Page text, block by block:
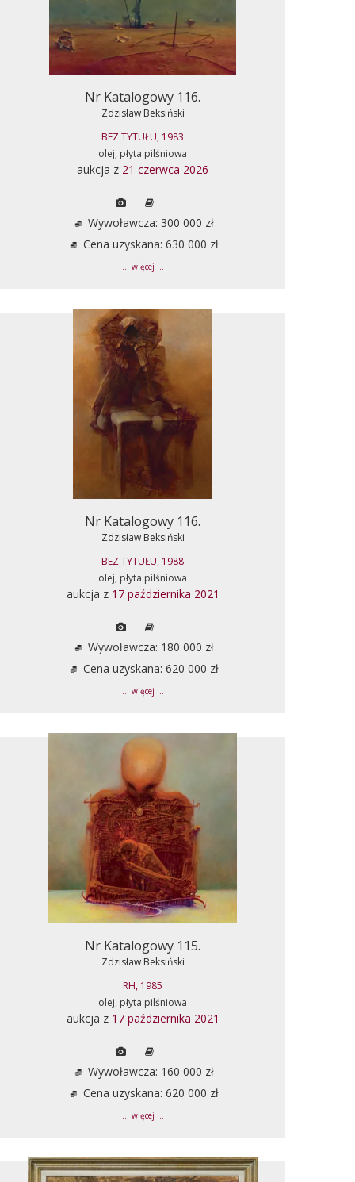
Nr Katalogowy 116.
Zdzisław Beksiński
BEZ TYTUŁU, 1983
olej, płyta pilśniowa
aukcja z 21 czerwca 2026
Wywoławcza: 300 000 zł
Cena uzyskana: 630 000 zł
... więcej ...
Nr Katalogowy 116.
Zdzisław Beksiński
BEZ TYTUŁU, 1988
olej, płyta pilśniowa
aukcja z 17 października 2021
Wywoławcza: 180 000 zł
Cena uzyskana: 620 000 zł
... więcej ...
Nr Katalogowy 115.
Zdzisław Beksiński
RH, 1985
olej, płyta pilśniowa
aukcja z 17 października 2021
Wywoławcza: 160 000 zł
Cena uzyskana: 620 000 zł
... więcej ...